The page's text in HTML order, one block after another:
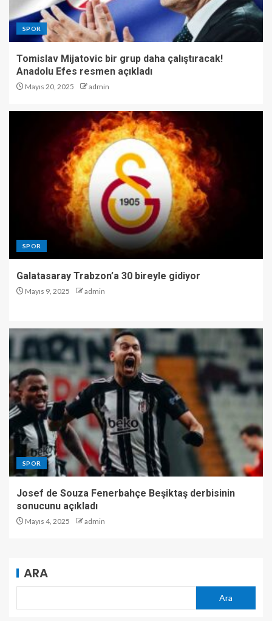
SPOR
Tomislav Mijatovic bir grup daha çalıştıracak!
Anadolu Efes resmen açıkladı
Mayıs 20, 2025 admin
SPOR
Galatasaray Trabzon’a 30 bireyle gidiyor
Mayıs 9, 2025 admin
SPOR
Josef de Souza Fenerbahçe Beşiktaş derbisinin
sonucunu açıkladı
Mayıs 4, 2025 admin
ARA
Ara